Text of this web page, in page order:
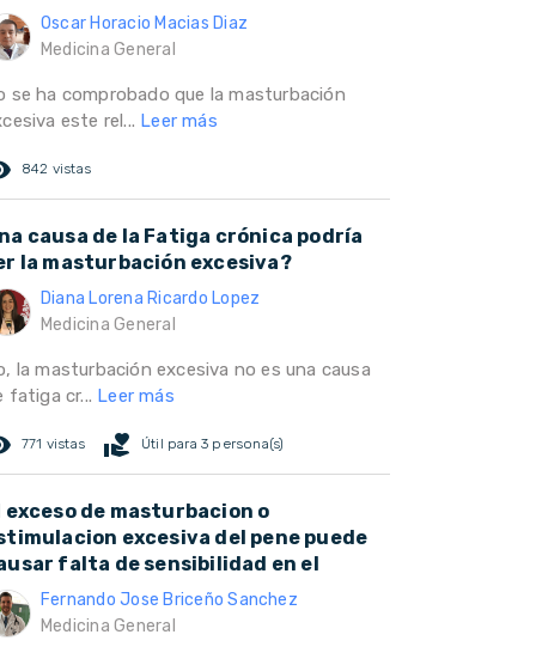
Oscar Horacio Macias Diaz
Medicina General
se ha comprobado que la masturbación
este rel... Leer más
842 vistas
causa de la Fatiga crónica podría
la masturbación excesiva?
Diana Lorena Ricardo Lopez
Medicina General
la masturbación excesiva no es una causa
fatiga cr... Leer más
771 vistas volunteer_activism Útil para 3 persona(s)
exceso de masturbacion o
excesiva del pene puede
falta de sensibilidad en el
Fernando Jose Briceño Sanchez
Medicina General